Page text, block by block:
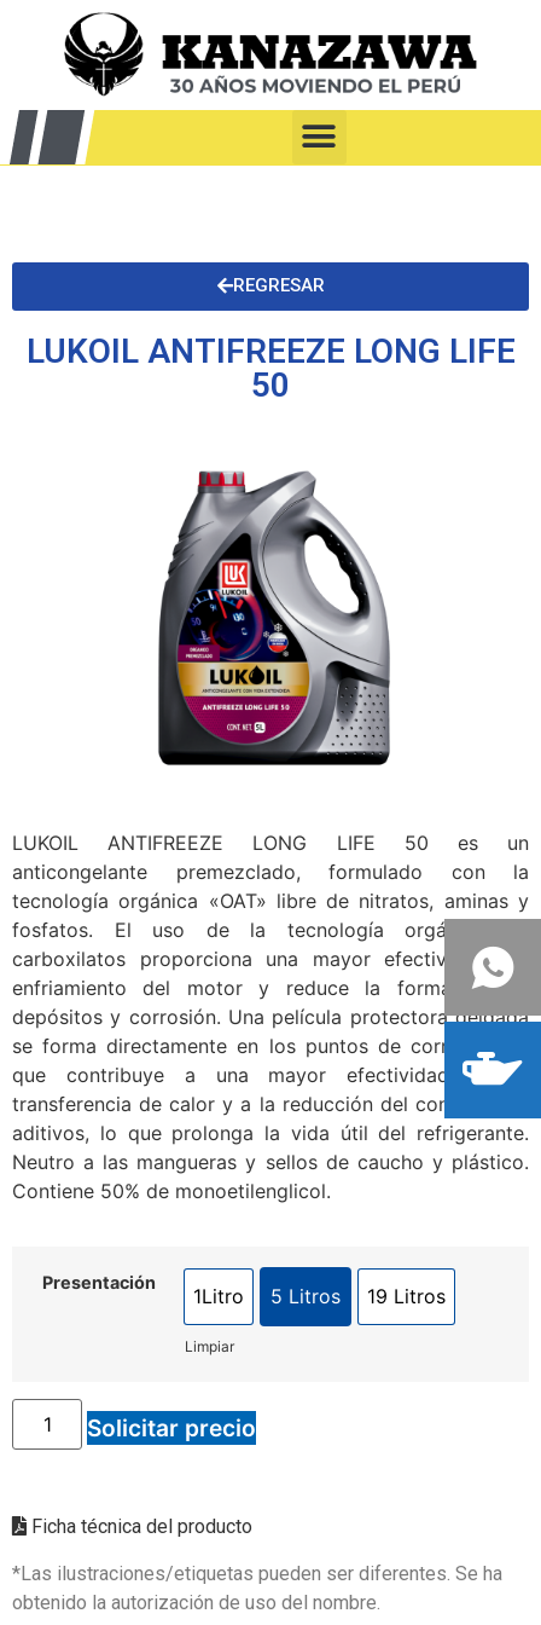
REGRESAR
LUKOIL ANTIFREEZE LONG LIFE
50
LUKOIL ANTIFREEZE LONG LIFE 50 es un
anticongelante premezclado, formulado con la
tecnología orgánica «OAT» libre de nitratos, aminas y
fosfatos. El uso de la tecnología orgánica de
carboxilatos proporciona una mayor efectividad del
enfriamiento del motor y reduce la formación de
depósitos y corrosión. Una película protectora delgada
se forma directamente en los puntos de corrosión, lo
que contribuye a una mayor efectividad de la
transferencia de calor y a la reducción del consumo de
aditivos, lo que prolonga la vida útil del refrigerante.
Neutro a las mangueras y sellos de caucho y plástico.
Contiene 50% de monoetilenglicol.
Presentación
1Litro 5 Litros 19 Litros
Limpiar
Solicitar precio
Ficha técnica del producto
*Las ilustraciones/etiquetas pueden ser diferentes. Se ha
obtenido la autorización de uso del nombre.